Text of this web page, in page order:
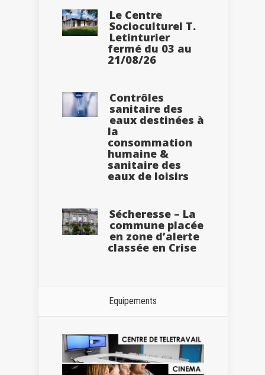
Le Centre
Socioculturel T.
Letinturier
fermé du 03 au
21/08/26
Contrôles
sanitaire des
eaux destinées à
la
consommation
humaine &
sanitaire des
eaux de loisirs
Sécheresse – La
commune placée
en zone d’alerte
classée en Crise
Equipements